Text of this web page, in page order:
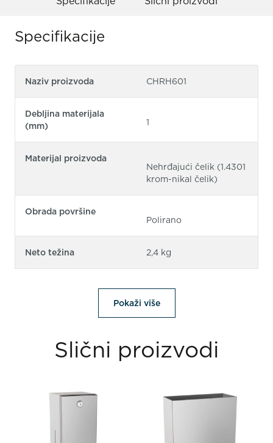
Specifikacije
Naziv proizvoda CHRH601
Debljina materijala
(mm)
1
Materijal proizvoda
Nehrđajući čelik (1.4301
krom-nikal čelik)
Obrada površine
Polirano
Neto težina 2,4 kg
Pokaži više
Slični proizvodi